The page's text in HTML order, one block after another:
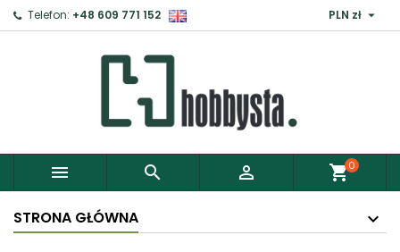
Telefon: +48 609 771 152 PLN zł 
   shopping_cart0
STRONA GŁÓWNA
Zaloguj ×
Aby zapisać produkty do Schowka, musisz się
Anuluj Zaloguj